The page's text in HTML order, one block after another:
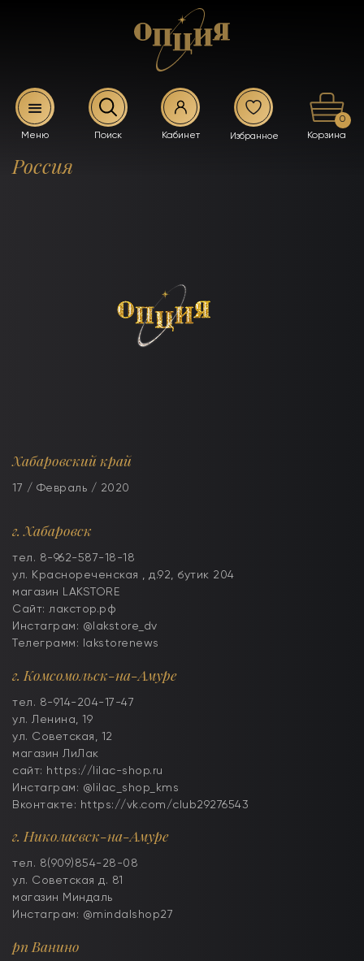
0
Россия
Хабаровский край
17 / Февраль / 2020
г. Хабаровск
тел. 8-962-587-18-18
ул. Краснореченская , д.92, бутик 204
магазин LAKSTORE
Сайт: лакстор.рф
Инстаграм: @lakstore_dv
Телеграмм: lakstorenews
г. Комсомольск-на-Амуре
тел. 8-914-204-17-47
ул. Ленина, 19
ул. Советская, 12
магазин ЛиЛак
сайт: https://lilac-shop.ru
Инстаграм: @lilac_shop_kms
Вконтакте: https://vk.com/club29276543
г. Николаевск-на-Амуре
тел. 8(909)854-28-08
ул. Советская д. 81
магазин Миндаль
Инстаграм: @mindalshop27
рп Ванино